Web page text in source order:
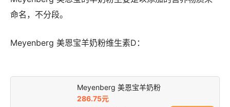
命名，不分段。
Meyenberg 美恩宝羊奶粉维生素D：
Meyenberg 美恩宝羊奶粉
286.75元